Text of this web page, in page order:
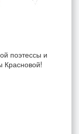
поэтессы и
Красновой!